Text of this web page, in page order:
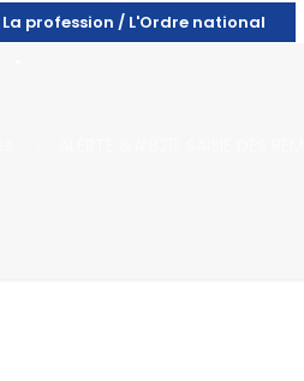
La profession / L'Ordre national